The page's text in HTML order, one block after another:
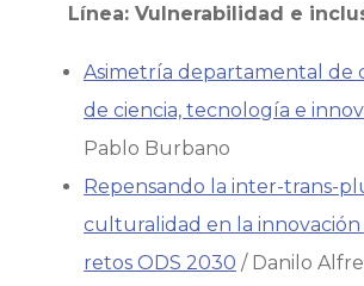
Línea: Vulnerabilidad e
Asimetría departamental de
de ciencia, tecnología e
Pablo Burbano
Repensando la inter-trans-
culturalidad en la
retos ODS 2030 / Danilo